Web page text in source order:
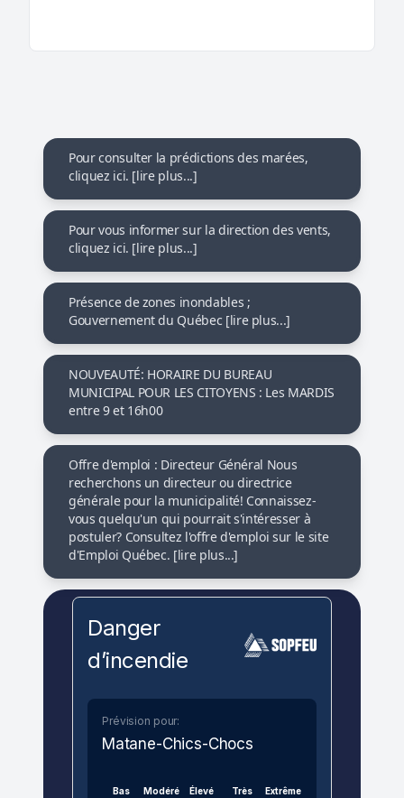
Pour consulter la prédictions des marées,
cliquez ici. [lire plus...]
Pour vous informer sur la direction des vents,
cliquez ici. [lire plus...]
Présence de zones inondables ;
Gouvernement du Québec [lire plus...]
NOUVEAUTÉ: HORAIRE DU BUREAU
MUNICIPAL POUR LES CITOYENS : Les MARDIS
entre 9 et 16h00
Offre d'emploi : Directeur Général Nous
recherchons un directeur ou directrice
générale pour la municipalité! Connaissez-
vous quelqu'un qui pourrait s'intéresser à
postuler? Consultez l'offre d'emploi sur le site
d'Emploi Québec. [lire plus...]
Danger
d’incendie
Prévision pour:
Matane-Chics-Chocs
Bas Modéré Élevé
Très
Extrême